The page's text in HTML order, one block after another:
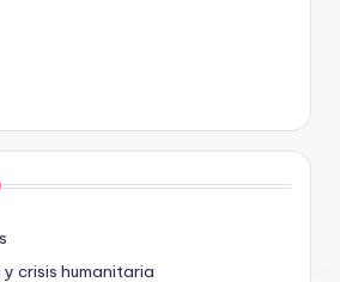
crisis humanitaria